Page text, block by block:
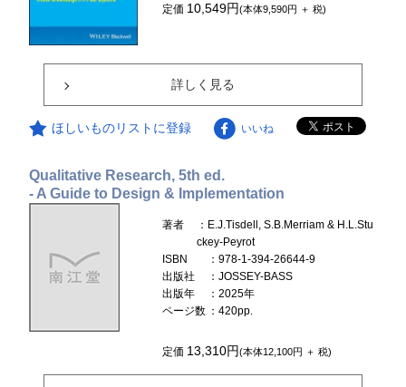
定価 10,549円(本体9,590円 ＋ 税)
詳しく見る
ほしいものリストに登録 いいね
Qualitative Research, 5th ed.
- A Guide to Design & Implementation
著者
：E.J.Tisdell, S.B.Merriam & H.L.Stu
ckey-Peyrot
ISBN
：978-1-394-26644-9
出版社
：JOSSEY-BASS
出版年
：2025年
ページ数 ：420pp.
定価 13,310円(本体12,100円 ＋ 税)